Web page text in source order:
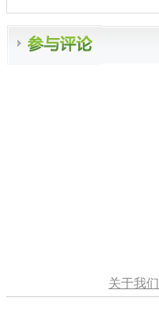
关于我们